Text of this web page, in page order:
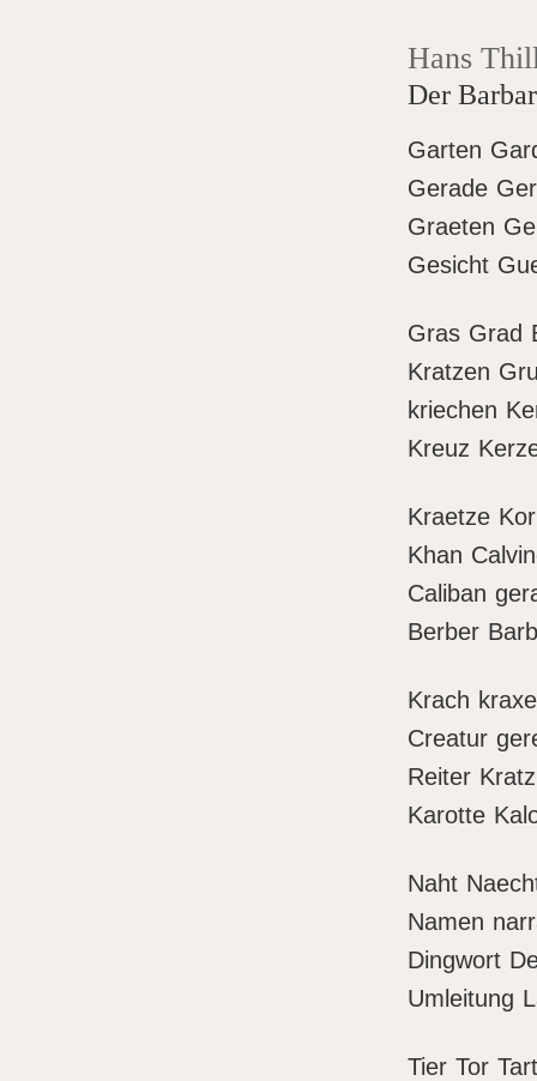
Hans
Der
Garten
Gerade
Graeten
Gesicht
Gras Grad
Kratzen
kriechen
Kreuz
Kraetze
Khan
Caliban
Berber
Krach
Creatur
Reiter
Karotte
Naht
Namen
Dingwort
Umleitung
Tier Tor